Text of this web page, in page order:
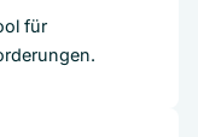
für